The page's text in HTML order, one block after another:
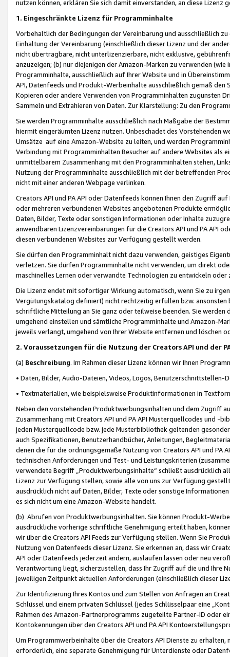
nutzen können, erklären Sie sich damit einverstanden, an diese Lizenz
1. Eingeschränkte Lizenz für Programminhalte
Vorbehaltlich der Bedingungen der Vereinbarung und ausschließlich
Einhaltung der Vereinbarung (einschließlich dieser Lizenz und der
nicht übertragbare, nicht unterlizenzierbare, nicht exklusive,
anzuzeigen; (b) nur diejenigen der Amazon-Marken zu verwenden
Programminhalte, ausschließlich auf Ihrer Website und in
API, Datenfeeds und Produkt-Werbeinhalte ausschließlich gemäß
Kopieren oder andere Verwenden von Programminhalten zugunsten
Sammeln und Extrahieren von Daten. Zur Klarstellung: Zu den
Sie werden Programminhalte ausschließlich nach Maßgabe der
hiermit eingeräumten Lizenz nutzen. Unbeschadet des Vorstehenden
Umsätze auf eine Amazon-Website zu leiten, und werden
Verbindung mit Programminhalten Besucher auf andere Websites als
unmittelbarem Zusammenhang mit den Programminhalten stehen,
Nutzung der Programminhalte ausschließlich mit der betreffenden
nicht mit einer anderen Webpage verlinken.
Creators API und PA API oder Datenfeeds können Ihnen den Zugriff
oder mehreren verbundenen Websites angebotenen Produkte
Daten, Bilder, Texte oder sonstigen Informationen oder Inhalte
anwendbaren Lizenzvereinbarungen für die Creators API und PA API
diesen verbundenen Websites zur Verfügung gestellt werden.
Sie dürfen den Programminhalt nicht dazu verwenden, geistiges
verletzen. Sie dürfen Programminhalte nicht verwenden, um direkt
maschinelles Lernen oder verwandte Technologien zu entwickeln
Die Lizenz endet mit sofortiger Wirkung automatisch, wenn Sie zu
Vergütungskatalog definiert) nicht rechtzeitig erfüllen bzw. ansonsten
schriftliche Mitteilung an Sie ganz oder teilweise beenden. Sie werden
umgehend einstellen und sämtliche Programminhalte und Amazon-
jeweils verlangt, umgehend von Ihrer Website entfernen und löschen
2. Voraussetzungen für die Nutzung der Creators API und der
(a) Beschreibung. Im Rahmen dieser Lizenz können wir Ihnen
• Daten, Bilder, Audio-Dateien, Videos, Logos, Benutzerschnittstellen-
• Textmaterialien, wie beispielsweise Produktinformationen in
Neben den vorstehenden Produktwerbungsinhalten und dem Zugriff
Zusammenhang mit Creators API und PA API Musterquellcodes und
jeden Musterquellcode bzw. jede Musterbibliothek geltenden
auch Spezifikationen, Benutzerhandbücher, Anleitungen,
denen die für die ordnungsgemäße Nutzung von Creators API und PA
technischen Anforderungen und Test- und Leistungskriterien
verwendete Begriff „Produktwerbungsinhalte“ schließt ausdrücklich
Lizenz zur Verfügung stellen, sowie alle von uns zur Verfügung
ausdrücklich nicht auf Daten, Bilder, Texte oder sonstige
es sich nicht um eine Amazon-Website handelt.
(b) Abrufen von Produktwerbungsinhalten. Sie können Produkt-
ausdrückliche vorherige schriftliche Genehmigung erteilt haben,
wir über die Creators API Feeds zur Verfügung stellen. Wenn Sie
Nutzung von Datenfeeds dieser Lizenz. Sie erkennen an, dass wir
API oder Datenfeeds jederzeit ändern, auslaufen lassen oder neu
Verantwortung liegt, sicherzustellen, dass Ihr Zugriff auf die und Ihre
jeweiligen Zeitpunkt aktuellen Anforderungen (einschließlich dieser
Zur Identifizierung Ihres Kontos und zum Stellen von Anfragen an
Schlüssel und einem privaten Schlüssel (jedes Schlüsselpaar eine
Rahmen des Amazon-Partnerprogramms zugeteilte Partner-ID oder
Kontokennungen über den Creators API und PA API
Um Programmwerbeinhalte über die Creators API Dienste zu
erforderlich, eine separate Genehmigung für Unterdienste oder